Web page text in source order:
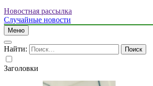
Новостная рассылка
Случайные новости
Меню
Найти:
Заголовки